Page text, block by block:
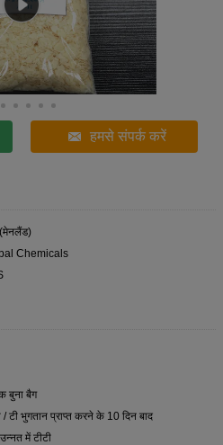
हमसे संपर्क करें
Chemicals
बुना बैग
टी भुगतान प्राप्त करने के 10 दिन बाद
में टीटी